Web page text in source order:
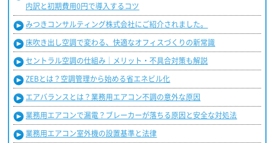
内訳と初期費用0円で導入するコツ
みつきコンサルティング株式会社にご紹介されました。
床吹き出し空調で変わる、快適なオフィスづくりの新常識
セントラル空調の仕組み｜メリット・不具合対策も解説
ZEBとは？空調管理から始める省エネビル化
エアバランスとは？業務用エアコン不調の意外な原因
業務用エアコンで漏電？ブレーカーが落ちる原因と安全な対処法
業務用エアコン室外機の設置基準と法律